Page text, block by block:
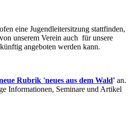
eine Jugendleitersitzung stattfinden,
unserem Verein auch für unsere
angeboten werden kann.
Rubrik 'neues aus dem Wald' an.
Informationen, Seminare und Artikel